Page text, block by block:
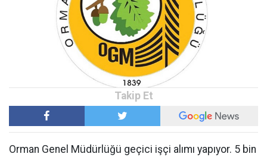
Orman Genel Müdürlüğü geçici işçi alımı yapıyor. 5 bin